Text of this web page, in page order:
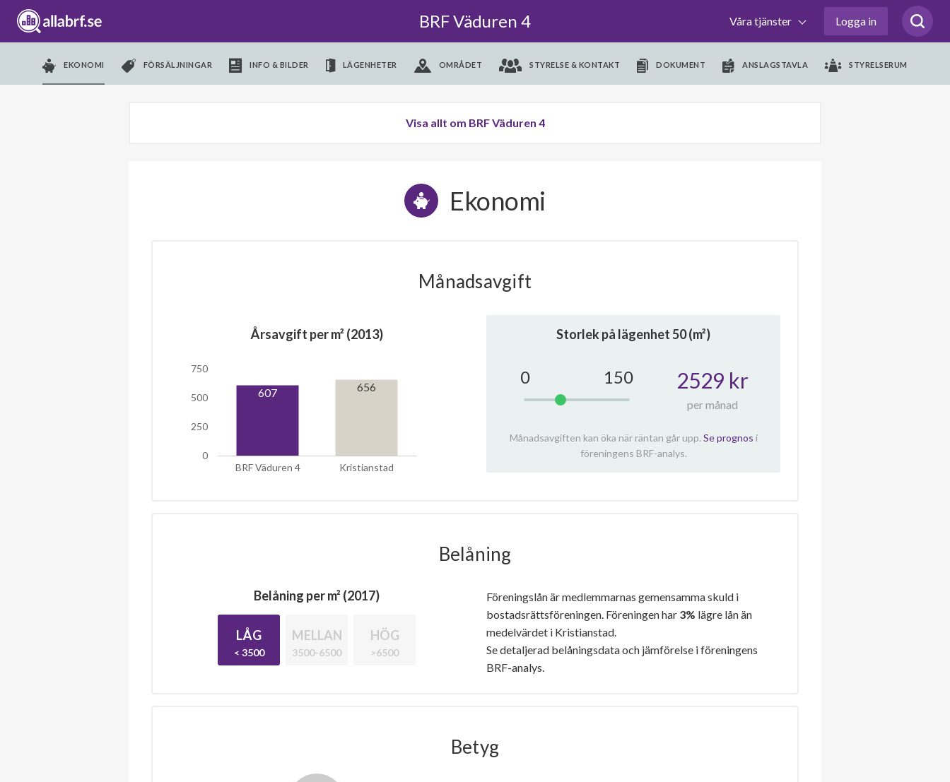
BRF Väduren 4 Våra tjänster Logga in
EKONOMI FÖRSÄLJNINGAR INFO & BILDER LÄGENHETER OMRÅDET STYRELSE & KONTAKT DOKUMENT ANSLAGSTAVLA STYRELSERUM
Visa allt om BRF Väduren 4
Ekonomi
Månadsavgift
Årsavgift per m² (2013)
BRF Väduren 4 Kristianstad
0
250
500
750
607 656
Storlek på lägenhet50(m²)
0 150 2529 kr
per månad
Månadsavgiften kan öka när räntan går upp. Se prognos i
föreningens BRF-analys.
Belåning
Belåning per m² (2017)
LÅG
< 3500
MELLAN
3500-6500
HÖG
>6500
Föreningslån är medlemmarnas gemensamma skuld i
bostadsrättsföreningen. Föreningen har 3% lägre lån än
medelvärdet i Kristianstad.
Se detaljerad belåningsdata och jämförelse i föreningens
BRF-analys.
Betyg